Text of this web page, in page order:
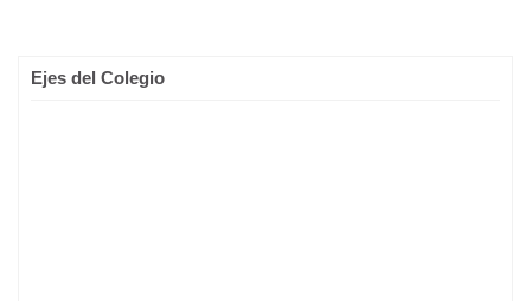
Ejes del Colegio